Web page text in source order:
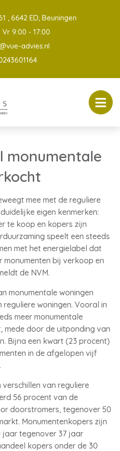
, 6642 ED, Beuningen
Vr 9:00 - 17:00
advies.nl
monumentale
mee met de reguliere
eigen kenmerken:
te koop en kopers zijn
speelt een steeds
met het energielabel dat
monumenten bij verkoop en
de NVM.
monumentale woningen
woningen. Vooral in
meer monumentale
mede door de uitponding van
Bijna een kwart (23 procent)
in de afgelopen vijf
van reguliere
56 procent van de
doorstromers, tegenover 50
Monumentenkopers zijn
jaar tegenover 37 jaar
kopers onder de 30